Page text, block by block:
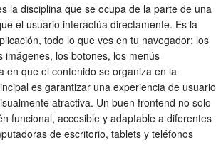
la disciplina que se ocupa de la parte de una
el usuario interactúa directamente. Es la
todo lo que ves en tu navegador: los
imágenes, los botones, los menús
en que el contenido se organiza en la
es garantizar una experiencia de usuario
atractiva. Un buen frontend no solo
funcional, accesible y adaptable a diferentes
de escritorio, tablets y teléfonos